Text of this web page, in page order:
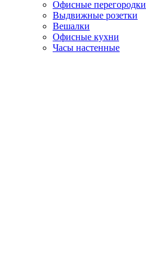
Офисные перегородки
Выдвижные розетки
Вешалки
Офисные кухни
Часы настенные